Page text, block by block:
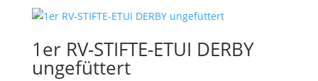
1er RV-STIFTE-ETUI DERBY
ungefüttert